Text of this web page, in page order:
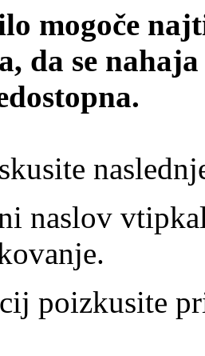
mogoče
da se
naslov
poizkusite